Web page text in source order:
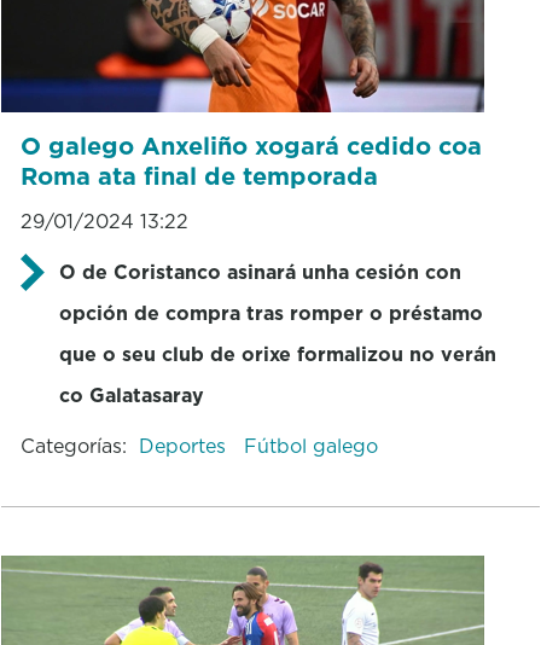
O galego Anxeliño xogará cedido coa
Roma ata final de temporada
29/01/2024 13:22
O de Coristanco asinará unha cesión con
opción de compra tras romper o préstamo
que o seu club de orixe formalizou no verán
co Galatasaray
Categorías: Deportes Fútbol galego